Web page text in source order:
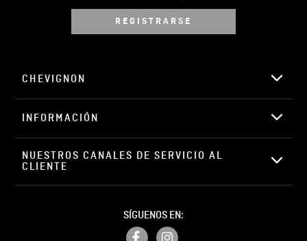
ENVIAR COMENTARIO
REGISTRARSE
CHEVIGNON
INFORMACIÓN
NUESTROS CANALES DE SERVICIO AL
CLIENTE
SÍGUENOS EN: